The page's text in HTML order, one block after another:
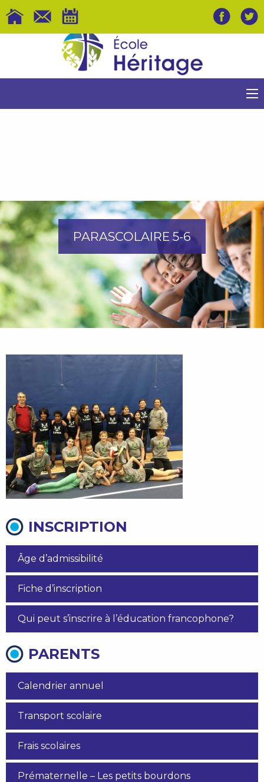
PARASCOLAIRE 5-6
INSCRIPTION
Âge d’admissibilité
Fiche d’inscription
Qui peut s’inscrire à l’éducation francophone?
PARENTS
Calendrier annuel
Transport scolaire
Frais scolaires
Prématernelle – Les petits bourdons